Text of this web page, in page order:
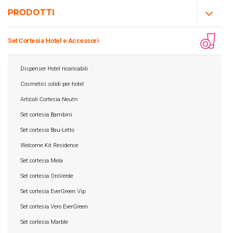
PRODOTTI
Set Cortesia Hotel e Accessori
Dispenser Hotel ricaricabili
Cosmetici solidi per hotel
Articoli Cortesia Neutri
Set cortesia Bambini
Set cortesia Bau-Letto
Welcome Kit Residence
Set cortesia Mela
Set cortesia OroVerde
Set cortesia EverGreen Vip
Set cortesia Vero EverGreen
Set cortesia Marble